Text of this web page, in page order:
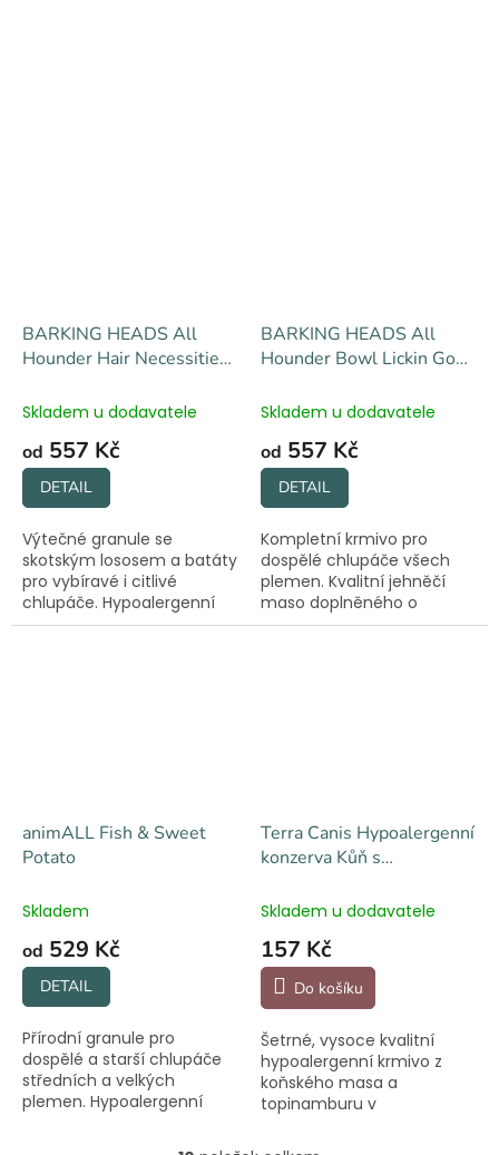
BARKING HEADS All
Hounder Hair Necessities
Skladem u dodavatele
od 557 Kč
DETAIL
Výtečné granule se
skotským lososem a batáty
pro vybíravé i citlivé
chlupáče. Hypoalergenní
receptura bez rýže a
BARKING HEADS All
Hounder Bowl Lickin Good
Skladem u dodavatele
od 557 Kč
DETAIL
Kompletní krmivo pro
dospělé chlupáče všech
plemen. Kvalitní jehněčí
maso doplněného o
důležité vitamíny a
animALL Fish & Sweet
Potato
Skladem
od 529 Kč
DETAIL
Přírodní granule pro
dospělé a starší chlupáče
středních a velkých
plemen. Hypoalergenní
Terra Canis Hypoalergenní
konzerva Kůň s
Skladem u dodavatele
157 Kč
Do košíku
Šetrné, vysoce kvalitní
hypoalergenní krmivo z
koňského masa a
topinamburu v
přírodní složení.